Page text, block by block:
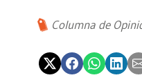
Columna de